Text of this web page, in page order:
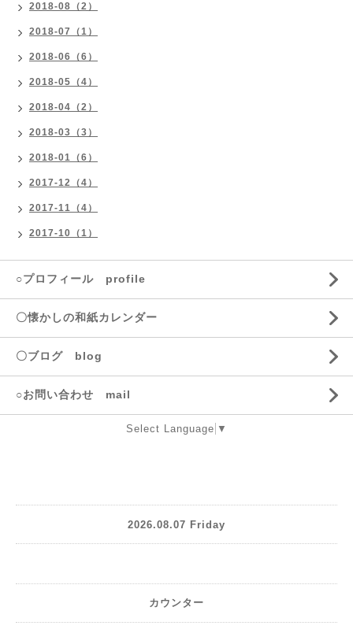
2018-08（2）
2018-07（1）
2018-06（6）
2018-05（4）
2018-04（2）
2018-03（3）
2018-01（6）
2017-12（4）
2017-11（4）
2017-10（1）
○プロフィール profile
〇懐かしの和紙カレンダー
〇ブログ blog
○お問い合わせ mail
Select Language ▼
2026.08.07 Friday
カウンター